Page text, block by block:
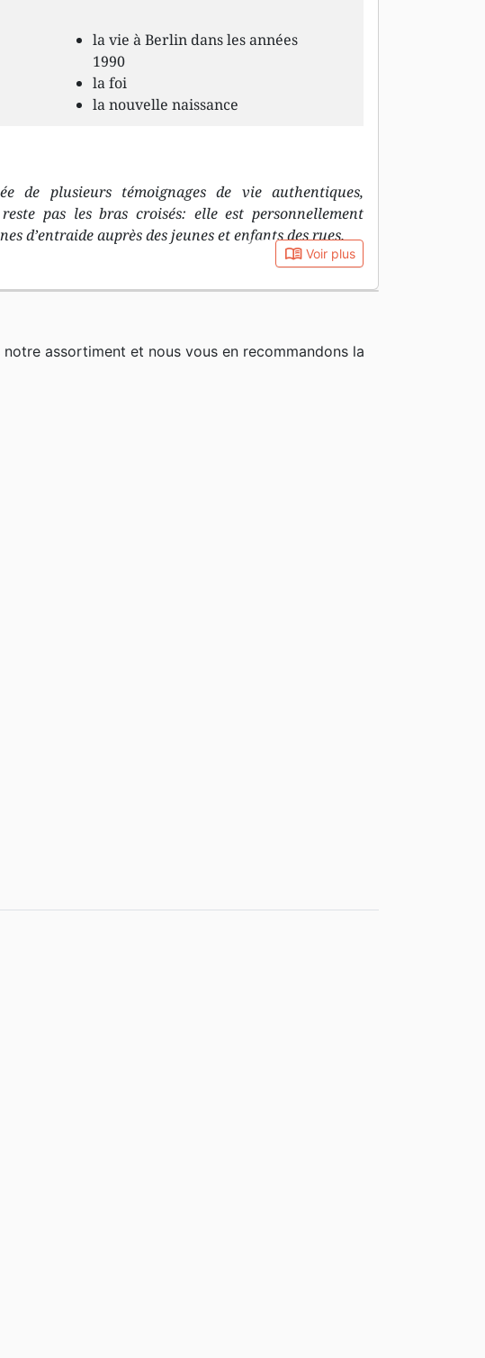
la vie à Berlin dans les années
1990
la foi
la nouvelle naissance
de plusieurs témoignages de vie authentiques,
pas les bras croisés: elle est personnellement
d’entraide auprès des jeunes et enfants des rues.
book_open Voir plus
assortiment et nous vous en recommandons la